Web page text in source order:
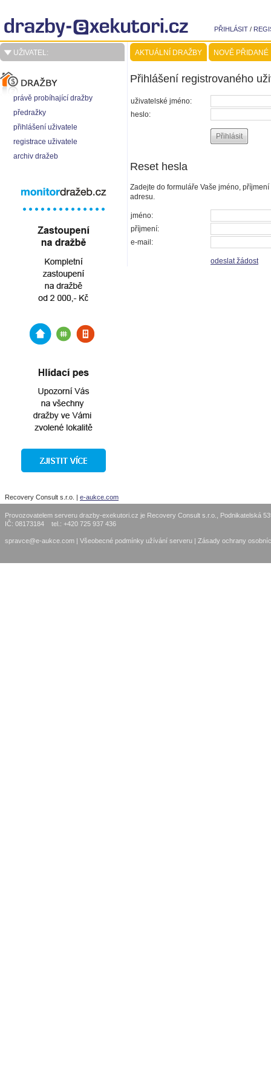
PŘIHLÁSIT /
UŽIVATEL:
právě probíhající dražby
předražky
přihlášení uživatele
registrace uživatele
archiv dražeb
AKTUÁLNÍ DRAŽBY NOVĚ PŘIDANÉ
Přihlášení registrovaného
uživatelské jméno:
heslo:
Reset hesla
Zadejte do formuláře Vaše jméno,
adresu.
jméno:
příjmení:
e-mail:
odeslat žádost
Recovery Consult s.r.o. | e-aukce.com
Provozovatelem serveru drazby-exekutori.cz je Recovery Consult s.r.o., Podnikatelská
IČ: 08173184 tel.: +420 725 937 436
spravce@e-aukce.com | Všeobecné podmínky užívání serveru | Zásady ochrany